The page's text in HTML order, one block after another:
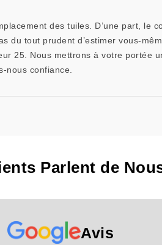
des tuiles. D’une part, le
du tout prudent d’estimer vous-
25. Nous mettrons à votre portée
nous confiance.
Parlent de
Avis